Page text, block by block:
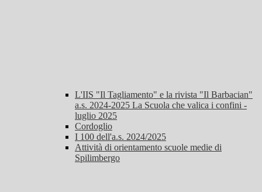
L'IIS "Il Tagliamento" e la rivista "Il Barbacian"
a.s. 2024-2025 La Scuola che valica i confini -
luglio 2025
Cordoglio
I 100 dell'a.s. 2024/2025
Attività di orientamento scuole medie di
Spilimbergo